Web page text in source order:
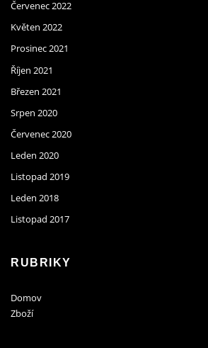
Červenec 2022
Květen 2022
Prosinec 2021
Říjen 2021
Březen 2021
Srpen 2020
Červenec 2020
Leden 2020
Listopad 2019
Leden 2018
Listopad 2017
RUBRIKY
Domov
Zboží